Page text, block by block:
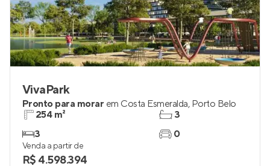
VivaPark
Pronto para morar em Costa Esmeralda, Porto Belo
254 m²
3
3
0
Venda a partir de
R$ 4.598.394